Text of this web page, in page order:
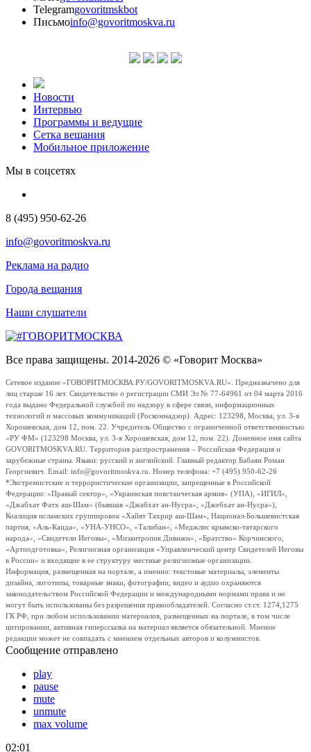
Telegramgovoritmskbot
Письмоinfo@govoritmoskva.ru
Новости
Интервью
Программы и ведущие
Сетка вещания
Мобильное приложение
Мы в соцсетях
8 (495) 950-62-26
info@govoritmoskva.ru
Реклама на радио
Города вещания
Наши слушатели
Все права защищены. 2014-2026 © «Говорит Москва»
Сетевое издание «ГОВОРИТМОСКВА.РУ/GOVORITMOSKVA.RU». Предназначено для
лиц старше 16 лет. Свидетельство о регистрации СМИ Эл № 77-64961 от 04 марта 2016
года выдано Федеральной службой по надзору в сфере связи, информационных
технологий и массовых коммуникаций (Роскомнадзор). Адрес: 123298, Москва, ул. 3-я
Хорошевская, дом 12, пом. 22. Учредитель Общество с ограниченной ответственностью
«РУ ФМ» (123298 Москва, ул. 3-я Хорошевская, дом 12, пом. 22). Доменное имя сайта
GOVORITMOSKVA.RU. Территория распространения – Российская Федерация и
зарубежные страны. Языки: русский и английский. Главный редактор Бабаян Роман
Георгиевич. Email: info@govoritmoskva.ru. Номер телефона: +7 (495) 950-62-26
*Экстремистские и террористические организации, запрещенные в Российской
Федерации: «Правый сектор», «Украинская повстанческая армия» (УПА), «ИГИЛ»,
«Джабхат Фатх аш-Шам» (бывшая «Джабхат ан-Нусра», «Джебхат ан-Нусра»),
Коалиция исламских группировок «Хайят Тахрир аш-Шам», Национал-Большевистская
партия, «Аль-Каида», «УНА-УНСО», «Талибан», «Меджлис крымско-татарского
народа», «Свидетели Иеговы», «Мизантропик Дивижн», «Братство» Корчинского,
«Артподготовка», Религиозная организация «Управленческий центр Свидетелей Иеговы
в России» и входящие в ее структуру местные религиозные организации.
Информация, размещенная на портале, а именно: текстовые материалы, элементы
дизайна, логотипы, товарные знаки, фотографии, видео и аудио охраняются
законодательством Российской Федерации и международными нормами права и не
могут быть использованы без разрешения правообладателей. Согласно ст.ст. 1274,1275
ГК РФ, при любом использовании материалов, размещенных на портале, в том числе
цитировании, активная гиперссылка на материал является обязательной. Мнение
редакции может не совпадать с мнением отдельных авторов и колумнистов.
Сообщение отправлено
play
pause
mute
unmute
max volume
02:01